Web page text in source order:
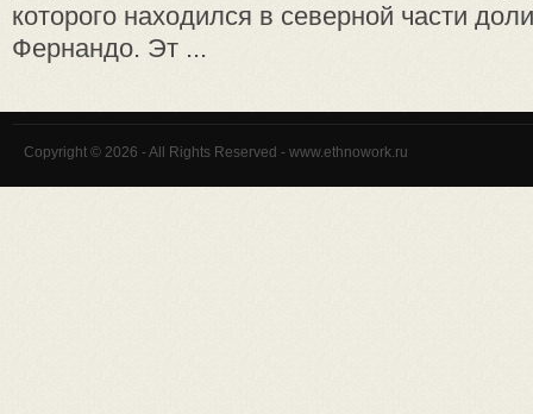
которого находился в северной части
Фернандо. Эт ...
Copyright © 2026 - All Rights Reserved - www.ethnowork.ru